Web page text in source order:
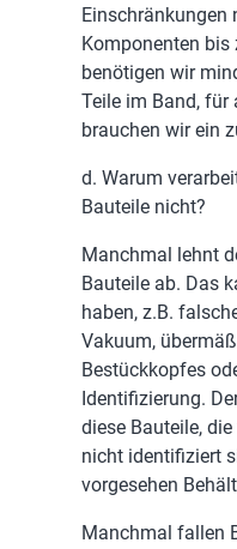
Einschränkungen
Komponenten bis
benötigen wir
Teile im Band, für
brauchen wir ein
d. Warum
Bauteile nicht?
Manchmal lehnt
Bauteile ab. Das
haben, z.B.
Vakuum,
Bestückkopfes
Identifizierung.
diese Bauteile,
nicht identifiziert
vorgesehen
Manchmal fallen